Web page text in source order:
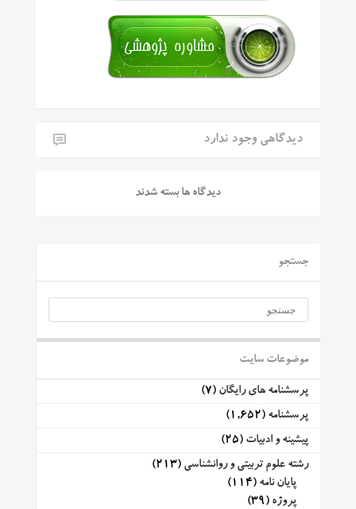
دیدگاهی وجود ندارد
دیدگاه ها بسته شدند
جستجو
موضوعات سایت
پرسشنامه های رایگان (7)
پرسشنامه (1,652)
پیشینه و ادبیات (25)
رشته علوم تربیتی و روانشناسی (213)
پایان نامه (114)
پروژه (39)